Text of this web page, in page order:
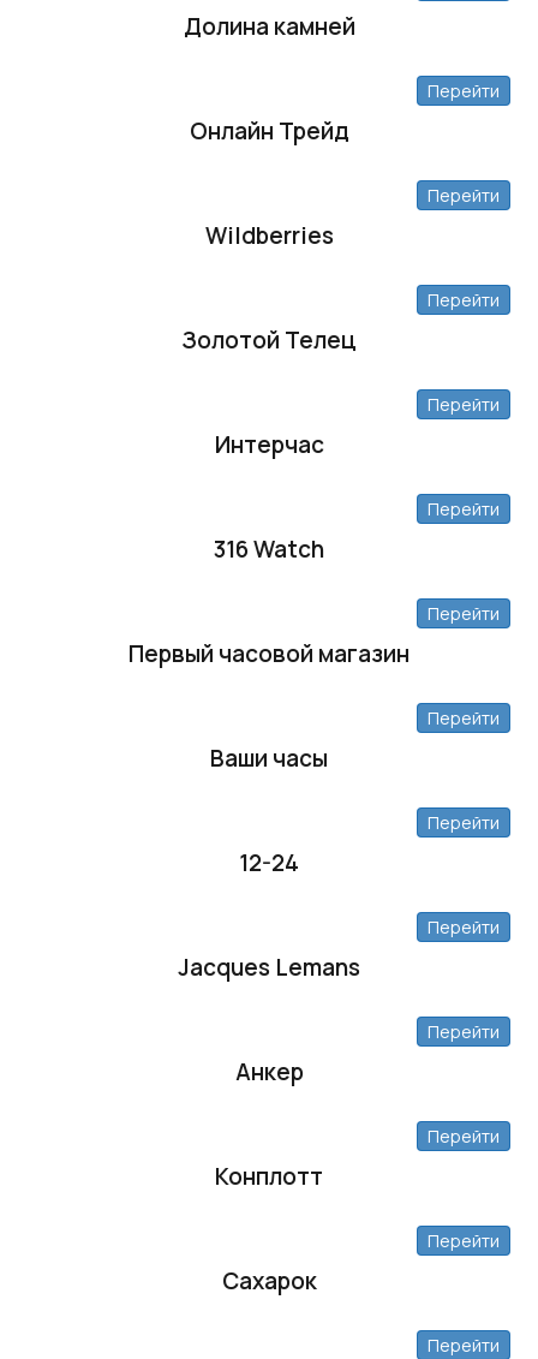
Долина камней
Онлайн Трейд
Перейти
Wildberries
Перейти
Золотой Телец
Перейти
Интерчас
Перейти
316 Watch
Перейти
Первый часовой магазин
Перейти
Ваши часы
Перейти
12-24
Перейти
Jacques Lemans
Перейти
Анкер
Перейти
Конплотт
Перейти
Сахарок
Перейти
Перейти